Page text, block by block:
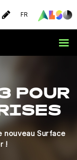
FR
POUR
Surface
!